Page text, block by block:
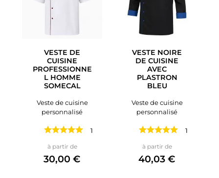
VESTE DE
CUISINE
PROFESSIONNE
L HOMME
SOMECAL
Veste de cuisine
personnalisé
1 avis
à partir dePrix
30,00 €
VESTE NOIRE
DE CUISINE
AVEC
PLASTRON
BLEU
Veste de cuisine
personnalisé
1 avis
à partir dePrix
40,03 €